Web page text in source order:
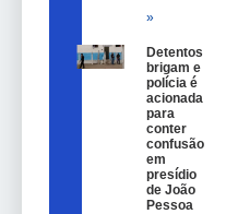
»
Detentos
brigam e
polícia é
acionada
para
conter
confusão
em
presídio
de João
Pessoa